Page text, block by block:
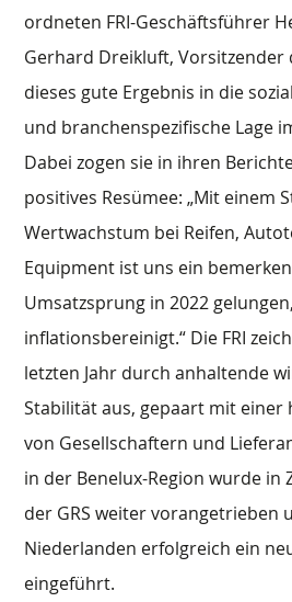
ordneten FRI-Geschäftsführer
Gerhard Dreikluft, Vorsitzender
dieses gute Ergebnis in die
und branchenspezifische Lage
Dabei zogen sie in ihren
positives Resümee: „Mit einem
Wertwachstum bei Reifen,
Equipment ist uns ein
Umsatzsprung in 2022
inflationsbereinigt.“ Die FRI
letzten Jahr durch anhaltende
Stabilität aus, gepaart mit
von Gesellschaftern und
in der Benelux-Region wurde
der GRS weiter vorangetrieben
Niederlanden erfolgreich ein
eingeführt.